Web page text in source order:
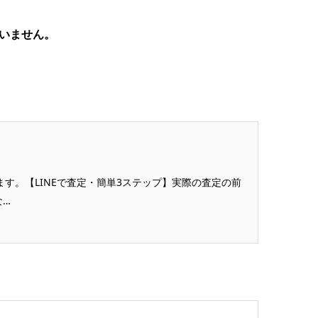
ません。
。【LINEで査定・簡単3ステップ】実際の査定の前
…